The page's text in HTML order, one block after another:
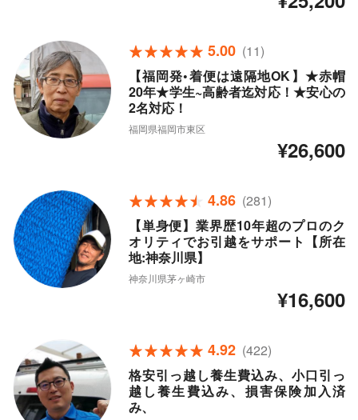
5.00 (11)
【福岡発•着便は遠隔地OK】★赤帽
20年★学生~高齢者迄対応！★安心の
2名対応！
福岡県福岡市東区
¥26,600
4.86 (281)
【単身便】業界歴10年超のプロのク
オリティでお引越をサポート【所在
地:神奈川県】
神奈川県茅ヶ崎市
¥16,600
4.92 (422)
格安引っ越し養生費込み、小口引っ
越し養生費込み、損害保険加入済
み、